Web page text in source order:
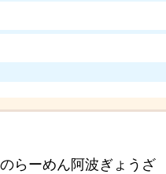
らーめん阿波ぎょうざ